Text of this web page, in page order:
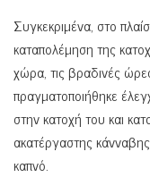
Συγκεκριμένα, στο
καταπολέμηση της
χώρα, τις βραδινές
πραγματοποιήθηκε
στην κατοχή του και
ακατέργαστης
καπνό.